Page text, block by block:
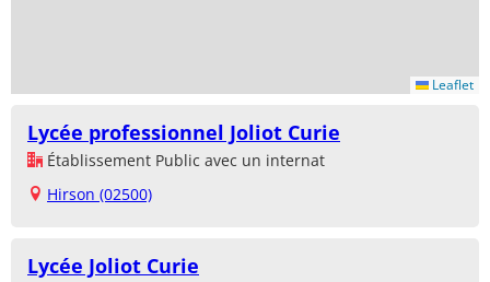
Leaflet
Lycée professionnel Joliot Curie
Établissement Public avec un internat
Hirson (02500)
Lycée Joliot Curie